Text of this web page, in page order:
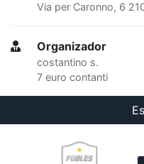
Via per Caronno, 6
Organizador
costantino s.
7 euro contanti